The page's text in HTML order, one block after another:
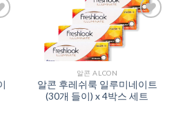
Add to
알콘 ALCON
알콘 후레쉬룩 일루미네이트
(30개 들이) x 4박스 세트